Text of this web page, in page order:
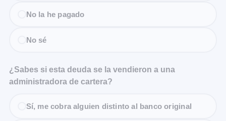
No la he pagado
No sé
¿Sabes si esta deuda se la vendieron a una
administradora de cartera?
Sí, me cobra alguien distinto al banco original